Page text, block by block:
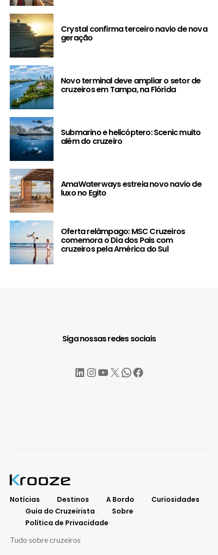
Crystal confirma terceiro navio de nova
geração
Novo terminal deve ampliar o setor de
cruzeiros em Tampa, na Flórida
Submarino e helicóptero: Scenic muito
além do cruzeiro
AmaWaterways estreia novo navio de
luxo no Egito
Oferta relâmpago: MSC Cruzeiros
comemora o Dia dos Pais com
cruzeiros pela América do Sul
Siga nossas redes sociais
LinkedIn
Instagram
YouTube
X WhatsApp
Facebook
Notícias Destinos A Bordo
Curiosidades
Guia do Cruzeirista
Sobre
Política de Privacidade
Tudo sobre cruzeiros